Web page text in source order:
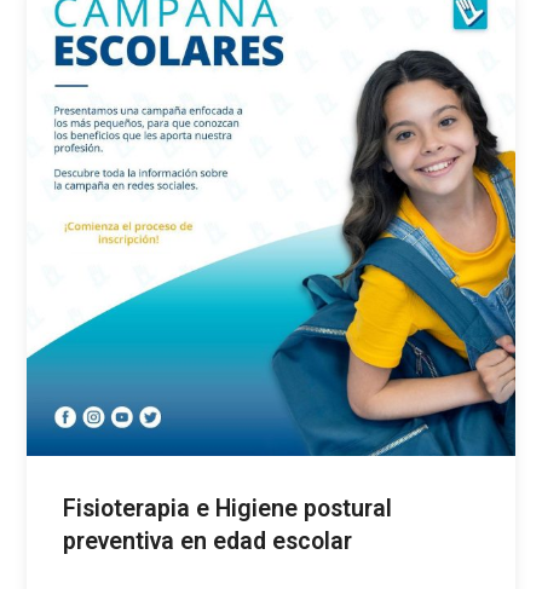
Fisioterapia e Higiene postural
preventiva en edad escolar